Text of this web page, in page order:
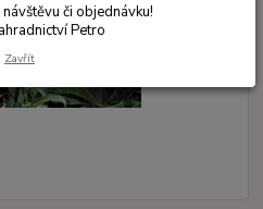
či objednávku!
Petro
Zavřít